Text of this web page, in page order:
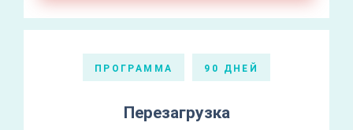
ПРОГРАММА 90 ДНЕЙ
Перезагрузка